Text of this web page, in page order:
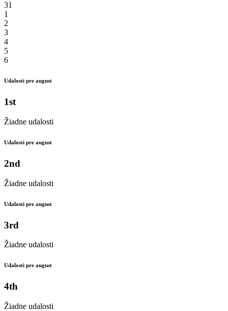
31
1
2
3
4
5
6
Udalosti pre august
1st
Žiadne udalosti
Udalosti pre august
2nd
Žiadne udalosti
Udalosti pre august
3rd
Žiadne udalosti
Udalosti pre august
4th
Žiadne udalosti